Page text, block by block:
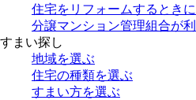
住宅をリフォームするとき
分譲マンション管理組合が
すまい探し
地域を選ぶ
住宅の種類を選ぶ
すまい方を選ぶ